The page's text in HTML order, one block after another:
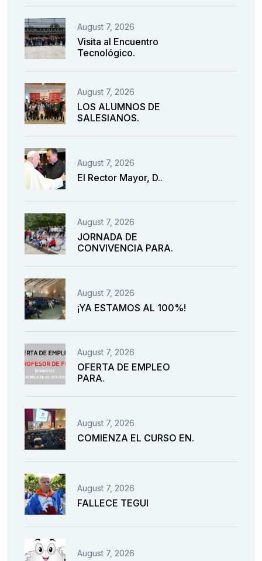
August 7, 2026
Visita al Encuentro
Tecnológico.
August 7, 2026
LOS ALUMNOS DE
SALESIANOS.
August 7, 2026
El Rector Mayor, D..
August 7, 2026
JORNADA DE
CONVIVENCIA PARA.
August 7, 2026
¡YA ESTAMOS AL 100%!
August 7, 2026
OFERTA DE EMPLEO
PARA.
August 7, 2026
COMIENZA EL CURSO EN.
August 7, 2026
FALLECE TEGUI
August 7, 2026